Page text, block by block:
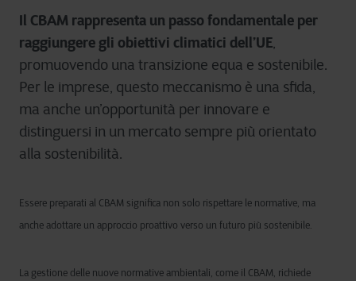
Il CBAM rappresenta un passo fondamentale per
raggiungere gli obiettivi climatici dell’UE,
promuovendo una transizione equa e sostenibile.
Per le imprese, questo meccanismo è una sfida,
ma anche un’opportunità per innovare e
distinguersi in un mercato sempre più orientato
alla sostenibilità.
Essere preparati al CBAM significa non solo rispettare le normative, ma
anche adottare un approccio proattivo verso un futuro più sostenibile.
La gestione delle nuove normative ambientali, come il CBAM, richiede